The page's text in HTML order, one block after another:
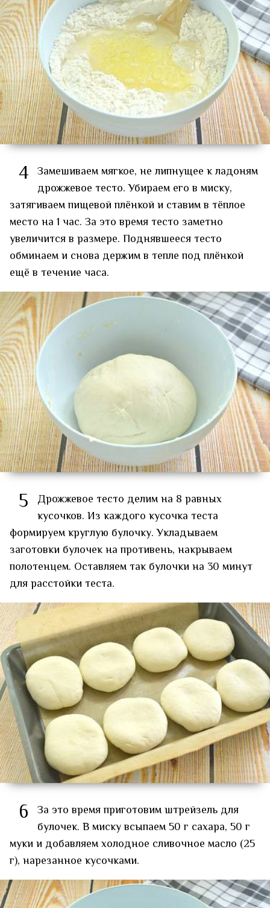
4 Замешиваем мягкое, не липнущее к ладоням
дрожжевое тесто. Убираем его в миску,
затягиваем пищевой плёнкой и ставим в тёплое
место на 1 час. За это время тесто заметно
увеличится в размере. Поднявшееся тесто
обминаем и снова держим в тепле под плёнкой
ещё в течение часа.
5
Дрожжевое тесто делим на 8 равных
кусочков. Из каждого кусочка теста
формируем круглую булочку. Укладываем
заготовки булочек на противень, накрываем
полотенцем. Оставляем так булочки на 30 минут
для расстойки теста.
6 За это время приготовим штрейзель для
булочек. В миску всыпаем 50 г сахара, 50 г
муки и добавляем холодное сливочное масло (25
г), нарезанное кусочками.